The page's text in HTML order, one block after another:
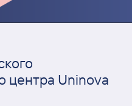
центра Uninova